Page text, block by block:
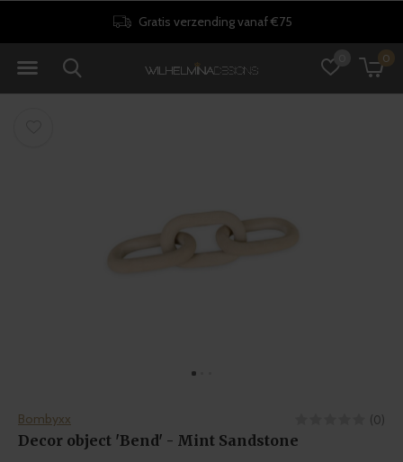
0
Gratis verzending vanaf €75
Bombyxx (0)
Decor object 'Bend' - Mint Sandstone